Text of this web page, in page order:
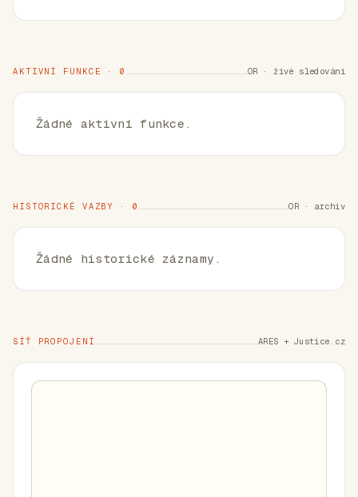
AKTIVNÍ FUNKCE · 0 OR · živé sledování
Žádné aktivní funkce.
HISTORICKÉ VAZBY · 0 OR · archiv
Žádné historické záznamy.
SÍŤ PROPOJENÍ ARES + Justice.cz